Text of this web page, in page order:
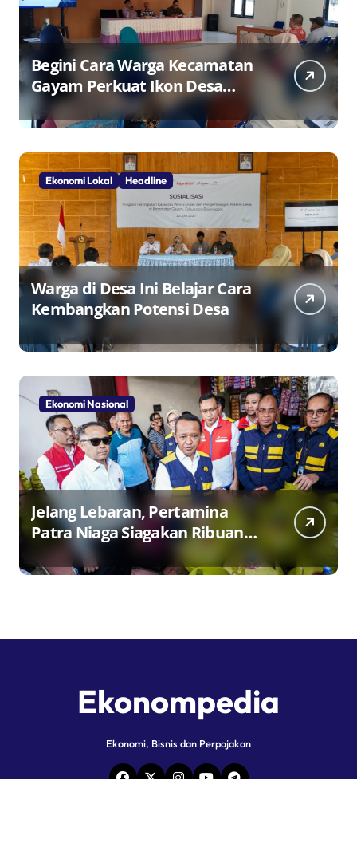
Begini Cara Warga Kecamatan
Gayam Perkuat Ikon Desa
Penggerak Ekonomi Lokal
Melalui TPID
Ekonomi Lokal Headline
Warga di Desa Ini Belajar Cara
Kembangkan Potensi Desa
Ekonomi Nasional
Jelang Lebaran, Pertamina
Patra Niaga Siagakan Ribuan
Agen dan Pangkalan LPG 3 Kg
Ekonompedia
Ekonomi, Bisnis dan Perpajakan